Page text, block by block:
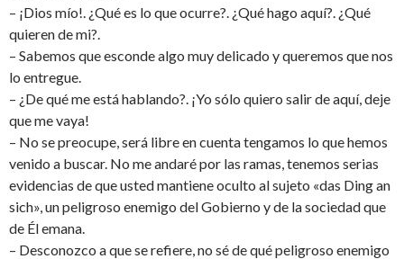
– ¡Dios mío!. ¿Qué es lo que ocurre?. ¿Qué hago aquí?. ¿Qué
quieren de mi?.
– Sabemos que esconde algo muy delicado y queremos que nos
lo entregue.
– ¿De qué me está hablando?. ¡Yo sólo quiero salir de aquí, deje
que me vaya!
– No se preocupe, será libre en cuenta tengamos lo que hemos
venido a buscar. No me andaré por las ramas, tenemos serias
evidencias de que usted mantiene oculto al sujeto «das Ding an
sich», un peligroso enemigo del Gobierno y de la sociedad que
de Él emana.
– Desconozco a que se refiere, no sé de qué peligroso enemigo